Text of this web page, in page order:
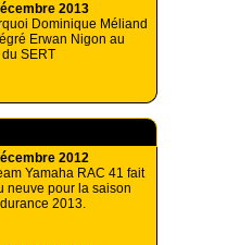
2013
Dominique Méliand
Erwan Nigon au
SERT
2012
Yamaha RAC 41 fait
neuve pour la saison
2013.